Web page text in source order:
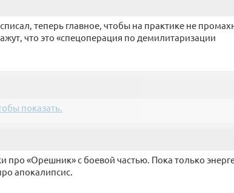
теперь главное, чтобы на практике не
что это «спецоперация по демилитаризации
показать.
про «Орешник» с боевой частью. Пока только
апокалипсис.